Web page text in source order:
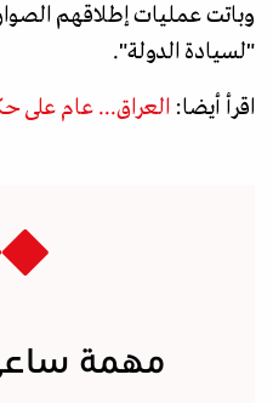
وباتت عمليات إطلاقهم
"لسيادة الدولة".
اقرأ أيضا: العراق... عام على
مهمة ساعي